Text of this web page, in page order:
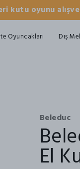
kutu oyunu
Oyuncakları Dış
Beleduc
El